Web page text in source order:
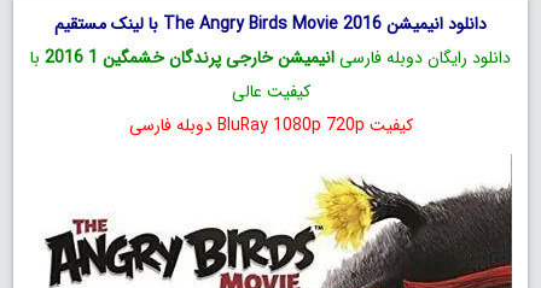
دانلود انیمیشن The Angry Birds Movie 2016 با لینک مستقیم
دانلود رایگان دوبله فارسیانیمیشن خارجی پرندگان خشمگین 1 2016
با
کیفیت عالی
کیفیت BluRay 1080p 720p دوبله فارسی